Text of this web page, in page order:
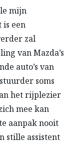
mijn
is een
zal
van Mazda’s
auto’s van
soms
het rijplezier
mee kan
aanpak nooit
stille assistent